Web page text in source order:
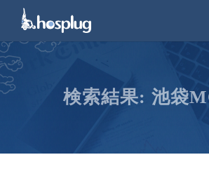
検索結果: 池袋